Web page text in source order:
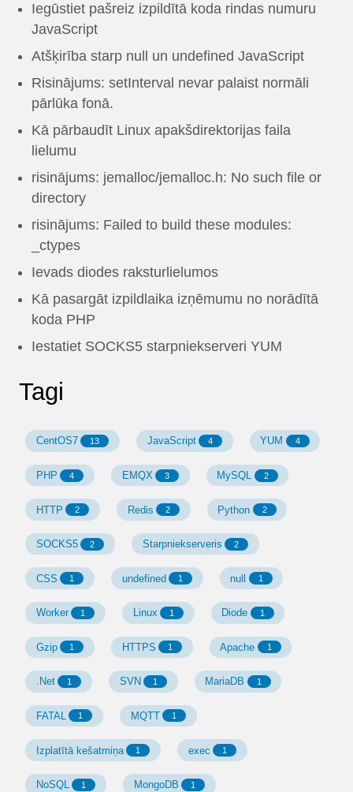
Iegūstiet pašreiz izpildītā koda rindas numuru
JavaScript
Atšķirība starp null un undefined JavaScript
Risinājums: setInterval nevar palaist normāli
pārlūka fonā.
Kā pārbaudīt Linux apakšdirektorijas faila
lielumu
risinājums: jemalloc/jemalloc.h: No such file or
directory
risinājums: Failed to build these modules:
_ctypes
Ievads diodes raksturlielumos
Kā pasargāt izpildlaika izņēmumu no norādītā
koda PHP
Iestatiet SOCKS5 starpniekserveri YUM
Tagi
CentOS7 13 JavaScript 4 YUM 4
PHP 4 EMQX 3 MySQL 2
HTTP 2 Redis 2 Python 2
SOCKS5 2 Starpniekserveris 2
CSS 1 undefined 1 null 1
Worker 1 Linux 1 Diode 1
Gzip 1 HTTPS 1 Apache 1
.Net 1 SVN 1 MariaDB 1
FATAL 1 MQTT 1
Izplatītā kešatmiņa 1 exec 1
NoSQL 1 MongoDB 1